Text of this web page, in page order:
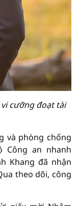
cưỡng đoạt tài
và phòng chống
Công an nhanh
Khang đã nhận
theo dõi, công